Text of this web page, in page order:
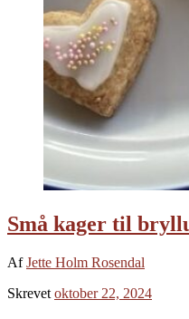
Små kager til
AfJette Holm Rosendal
Skrevet oktober 22, 2024